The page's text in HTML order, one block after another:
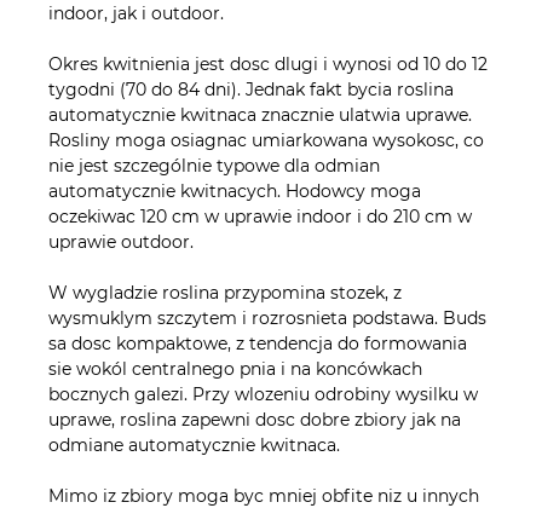
indoor, jak i outdoor.
Okres kwitnienia jest dosc dlugi i wynosi od 10 do 12
tygodni (70 do 84 dni). Jednak fakt bycia roslina
automatycznie kwitnaca znacznie ulatwia uprawe.
Rosliny moga osiagnac umiarkowana wysokosc, co
nie jest szczególnie typowe dla odmian
automatycznie kwitnacych. Hodowcy moga
oczekiwac 120 cm w uprawie indoor i do 210 cm w
uprawie outdoor.
W wygladzie roslina przypomina stozek, z
wysmuklym szczytem i rozrosnieta podstawa. Buds
sa dosc kompaktowe, z tendencja do formowania
sie wokól centralnego pnia i na koncówkach
bocznych galezi. Przy wlozeniu odrobiny wysilku w
uprawe, roslina zapewni dosc dobre zbiory jak na
odmiane automatycznie kwitnaca.
Mimo iz zbiory moga byc mniej obfite niz u innych